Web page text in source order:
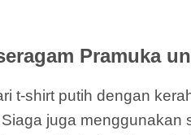
Pramuka
t-shirt putih dengan
juga